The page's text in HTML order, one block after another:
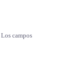
Los campos